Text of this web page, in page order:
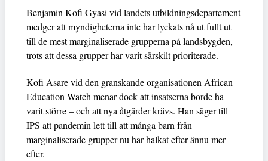
Benjamin Kofi Gyasi vid landets utbildningsdepartement
medger att myndigheterna inte har lyckats nå ut fullt ut
till de mest marginaliserade grupperna på landsbygden,
trots att dessa grupper har varit särskilt prioriterade.
Kofi Asare vid den granskande organisationen African
Education Watch menar dock att insatserna borde ha
varit större – och att nya åtgärder krävs. Han säger till
IPS att pandemin lett till att många barn från
marginaliserade grupper nu har halkat efter ännu mer
efter.